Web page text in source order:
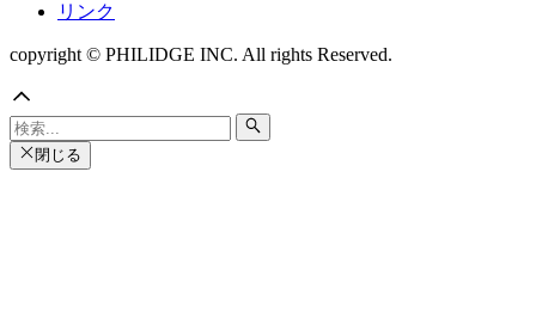
リンク
copyright © PHILIDGE INC. All rights Reserved.
閉じる